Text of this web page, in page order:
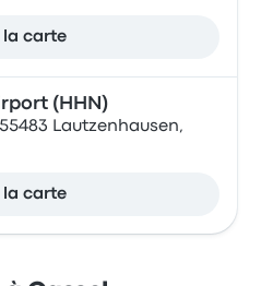
la carte
(HHN)
Lautzenhausen,
la carte